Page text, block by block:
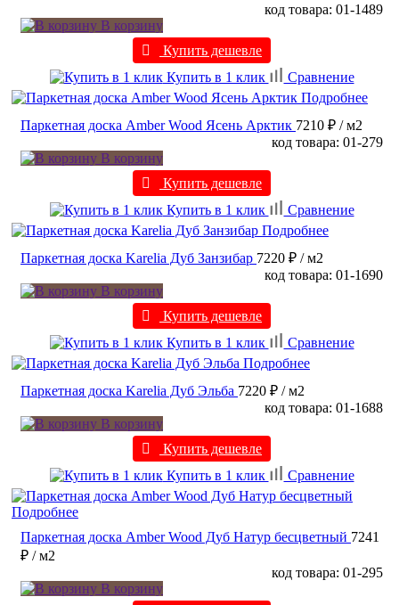
код товара: 01-1489
В корзину
Купить дешевле
Купить в 1 клик
Сравнение
Подробнее
Паркетная доска Amber Wood Ясень Арктик 7210 ₽ / м2
код товара: 01-279
В корзину
Купить дешевле
Купить в 1 клик
Сравнение
Подробнее
Паркетная доска Karelia Дуб Занзибар 7220 ₽ / м2
код товара: 01-1690
В корзину
Купить дешевле
Купить в 1 клик
Сравнение
Подробнее
Паркетная доска Karelia Дуб Эльба 7220 ₽ / м2
код товара: 01-1688
В корзину
Купить дешевле
Купить в 1 клик
Сравнение
Подробнее
Паркетная доска Amber Wood Дуб Натур бесцветный 7241
₽ / м2
код товара: 01-295
В корзину